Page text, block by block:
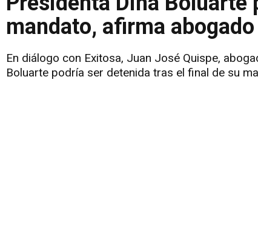
mandato, afirma
En diálogo con Exitosa, Juan José Quispe,
Boluarte podría ser detenida tras el final de su